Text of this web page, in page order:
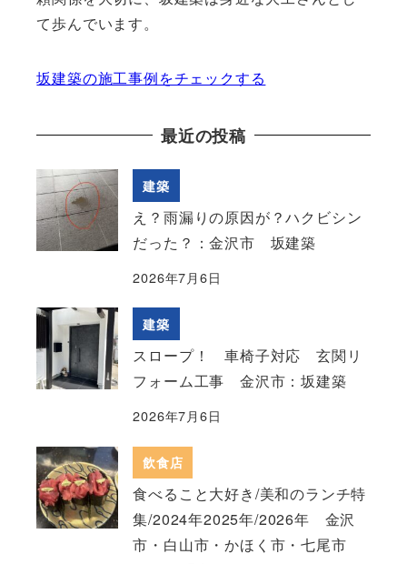
て歩んでいます。
坂建築の施工事例をチェックする
最近の投稿
建築
え？雨漏りの原因が？ハクビシン
だった？：金沢市 坂建築
2026年7月6日
建築
スロープ！ 車椅子対応 玄関リ
フォーム工事 金沢市：坂建築
2026年7月6日
飲食店
食べること大好き/美和のランチ特
集/2024年2025年/2026年 金沢
市・白山市・かほく市・七尾市